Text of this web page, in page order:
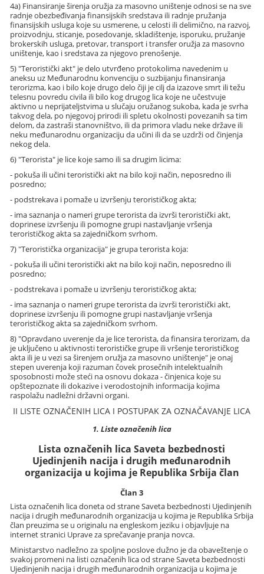
4a) Finansiranje širenja oružja za masovno uništenje odnosi se na sve
radnje obezbeđivanja finansijskih sredstava ili radnje pružanja
finansijskih usluga koje su usmerene, u celosti ili delimično, na razvoj,
proizvodnju, sticanje, posedovanje, skladištenje, isporuku, pružanje
brokerskih usluga, pretovar, transport i transfer oružja za masovno
uništenje, kao i sredstava za njegovo prenošenje.
5) "Teroristički akt" je delo utvrđeno protokolima navedenim u
aneksu uz Međunarodnu konvenciju o suzbijanju finansiranja
terorizma, kao i bilo koje drugo delo čiji je cilj da izazove smrt ili težu
telesnu povredu civila ili bilo kog drugog lica koje ne učestvuje
aktivno u neprijateljstvima u slučaju oružanog sukoba, kada je svrha
takvog dela, po njegovoj prirodi ili spletu okolnosti povezanih sa tim
delom, da zastraši stanovništvo, ili da primora vladu neke države ili
neku međunarodnu organizaciju da učini ili da se uzdrži od činjenja
nekog dela.
6) "Terorista" je lice koje samo ili sa drugim licima:
- pokuša ili učini teroristički akt na bilo koji način, neposredno ili
posredno;
- podstrekava i pomaže u izvršenju terorističkog akta;
- ima saznanja o nameri grupe terorista da izvrši teroristički akt,
doprinese izvršenju ili pomogne grupi nastavljanje vršenja
terorističkog akta sa zajedničkom svrhom.
7) "Teroristička organizacija" je grupa terorista koja:
- pokuša ili učini teroristički akt na bilo koji način, neposredno ili
posredno;
- podstrekava i pomaže u izvršenju terorističkog akta;
- ima saznanja o nameri grupe terorista da izvrši teroristički akt,
doprinese izvršenju ili pomogne grupi nastavljanje vršenja
terorističkog akta sa zajedničkom svrhom.
8) "Opravdano uverenje da je lice terorista, da finansira terorizam, da
je uključeno u aktivnosti terorističke grupe ili vršenje terorističkog
akta ili je u vezi sa širenjem oružja za masovno uništenje" je onaj
stepen uverenja koji razuman čovek prosečnih intelektualnih
sposobnosti može steći na osnovu dokaza - činjenica koje su
opštepoznate ili dokazive i verodostojnih informacija kojima
raspolažu nadležni državni organi.
II LISTE OZNAČENIH LICA I POSTUPAK ZA OZNAČAVANJE LICA
1. Liste označenih lica
Lista označenih lica Saveta bezbednosti
Ujedinjenih nacija i drugih međunarodnih
organizacija u kojima je Republika Srbija član
Član 3
Lista označenih lica doneta od strane Saveta bezbednosti Ujedinjenih
nacija i drugih međunarodnih organizacija u kojima je Republika Srbija
član preuzima se u originalu na engleskom jeziku i objavljuje na
internet stranici Uprave za sprečavanje pranja novca.
Ministarstvo nadležno za spoljne poslove dužno je da obaveštenje o
svakoj promeni na listi označenih lica od strane Saveta bezbednosti
Ujedinjenih nacija i drugih međunarodnih organizacija u kojima je